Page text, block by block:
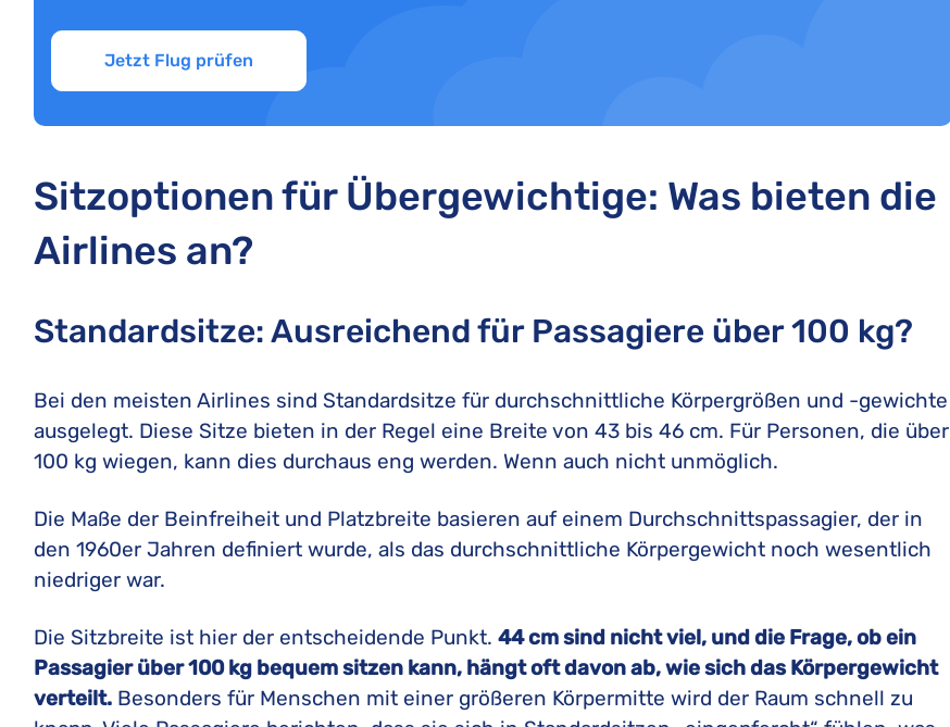
Jetzt Flug prüfen
Sitzoptionen für Übergewichtige: Was bieten die
Airlines an?
Standardsitze: Ausreichend für Passagiere über 100 kg?
Bei den meisten Airlines sind Standardsitze für durchschnittliche Körpergrößen und -gewichte
ausgelegt. Diese Sitze bieten in der Regel eine Breite von 43 bis 46 cm. Für Personen, die über
100 kg wiegen, kann dies durchaus eng werden. Wenn auch nicht unmöglich.
Die Maße der Beinfreiheit und Platzbreite basieren auf einem Durchschnittspassagier, der in
den 1960er Jahren definiert wurde, als das durchschnittliche Körpergewicht noch wesentlich
niedriger war.
Die Sitzbreite ist hier der entscheidende Punkt. 44 cm sind nicht viel, und die Frage, ob ein
Passagier über 100 kg bequem sitzen kann, hängt oft davon ab, wie sich das Körpergewicht
verteilt. Besonders für Menschen mit einer größeren Körpermitte wird der Raum schnell zu